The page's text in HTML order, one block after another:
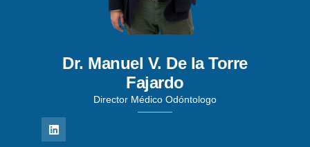
Dr. Manuel V. De la Torre
Fajardo
Director Médico Odóntologo